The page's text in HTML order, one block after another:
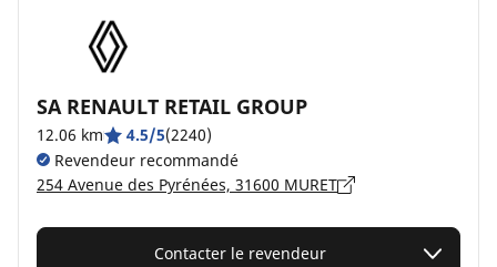
SA RENAULT RETAIL GROUP
12.06 km 4.5/5(2240)
Revendeur recommandé
254 Avenue des Pyrénées, 31600 MURET
Contacter le revendeur